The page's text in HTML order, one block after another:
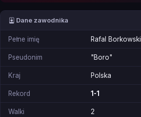
Dane zawodnika
Pełne imię Rafal Borkowski
Pseudonim "Boro"
Kraj Polska
Rekord 1-1
Walki 2